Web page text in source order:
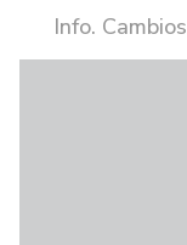
Info. Cambios